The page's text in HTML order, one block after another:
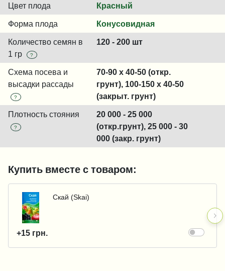
Цвет плода Красный
Форма плода Конусовидная
Количество семян в
1 гр
?
120 - 200 шт
Схема посева и
высадки рассады
?
70-90 x 40-50 (откр.
грунт), 100-150 x 40-50
(закрыт. грунт)
Плотность стояния
?
20 000 - 25 000
(откр.грунт), 25 000 - 30
000 (закр. грунт)
Купить вместе с товаром:
Скай (Skai)
+15 грн.